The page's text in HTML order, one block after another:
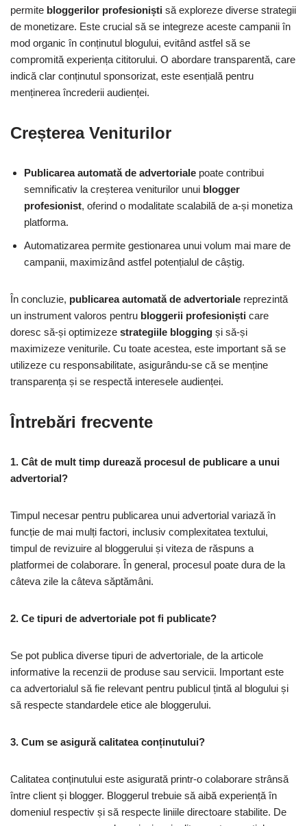
permite bloggerilor profesioniști să exploreze diverse strategii
de monetizare. Este crucial să se integreze aceste campanii în
mod organic în conținutul blogului, evitând astfel să se
compromită experiența cititorului. O abordare transparentă, care
indică clar conținutul sponsorizat, este esențială pentru
menținerea încrederii audienței.
Creșterea Veniturilor
Publicarea automată de advertoriale poate contribui
semnificativ la creșterea veniturilor unui blogger
profesionist, oferind o modalitate scalabilă de a-și monetiza
platforma.
Automatizarea permite gestionarea unui volum mai mare de
campanii, maximizând astfel potențialul de câștig.
În concluzie, publicarea automată de advertoriale reprezintă
un instrument valoros pentru bloggerii profesioniști care
doresc să-și optimizeze strategiile blogging și să-și
maximizeze veniturile. Cu toate acestea, este important să se
utilizeze cu responsabilitate, asigurându-se că se menține
transparența și se respectă interesele audienței.
Întrebări frecvente
1. Cât de mult timp durează procesul de publicare a unui
advertorial?
Timpul necesar pentru publicarea unui advertorial variază în
funcție de mai mulți factori, inclusiv complexitatea textului,
timpul de revizuire al bloggerului și viteza de răspuns a
platformei de colaborare. În general, procesul poate dura de la
câteva zile la câteva săptămâni.
2. Ce tipuri de advertoriale pot fi publicate?
Se pot publica diverse tipuri de advertoriale, de la articole
informative la recenzii de produse sau servicii. Important este
ca advertorialul să fie relevant pentru publicul țintă al blogului și
să respecte standardele etice ale bloggerului.
3. Cum se asigură calitatea conținutului?
Calitatea conținutului este asigurată printr-o colaborare strânsă
între client și blogger. Bloggerul trebuie să aibă experiență în
domeniul respectiv și să respecte liniile directoare stabilite. De